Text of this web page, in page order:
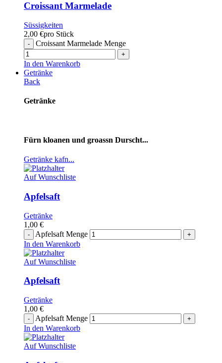
Croissant Marmelade
Süssigkeiten
2,00 €pro Stück
Croissant Marmelade Menge
In den Warenkorb
Getränke
Back
Getränke
Fürn kloanen und groassn Durscht...
Getränke kafn...
Auf Wunschliste
Apfelsaft
Getränke
1,00 €
Apfelsaft Menge
In den Warenkorb
Auf Wunschliste
Apfelsaft
Getränke
1,00 €
Apfelsaft Menge
In den Warenkorb
Auf Wunschliste